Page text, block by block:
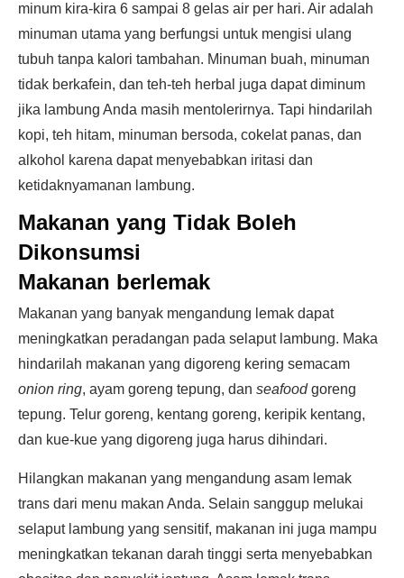
minum kira-kira 6 sampai 8 gelas air per hari. Air adalah
minuman utama yang berfungsi untuk mengisi ulang
tubuh tanpa kalori tambahan. Minuman buah, minuman
tidak berkafein, dan teh-teh herbal juga dapat diminum
jika lambung Anda masih mentolerirnya. Tapi hindarilah
kopi, teh hitam, minuman bersoda, cokelat panas, dan
alkohol karena dapat menyebabkan iritasi dan
ketidaknyamanan lambung.
Makanan yang Tidak Boleh
Dikonsumsi
Makanan berlemak
Makanan yang banyak mengandung lemak dapat
meningkatkan peradangan pada selaput lambung. Maka
hindarilah makanan yang digoreng kering semacam
onion ring, ayam goreng tepung, dan seafoodgoreng
tepung. Telur goreng, kentang goreng, keripik kentang,
dan kue-kue yang digoreng juga harus dihindari.
Hilangkan makanan yang mengandung asam lemak
trans dari menu makan Anda. Selain sanggup melukai
selaput lambung yang sensitif, makanan ini juga mampu
meningkatkan tekanan darah tinggi serta menyebabkan